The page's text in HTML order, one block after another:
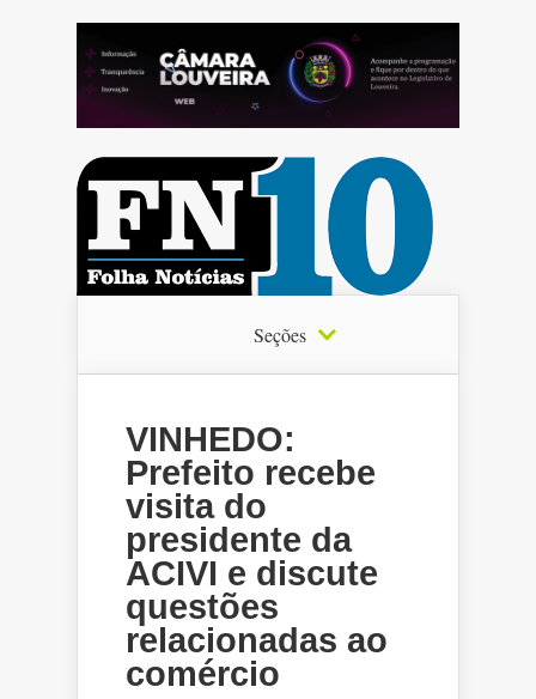
Seções
VINHEDO:
Prefeito recebe
visita do
presidente da
ACIVI e discute
questões
relacionadas ao
comércio